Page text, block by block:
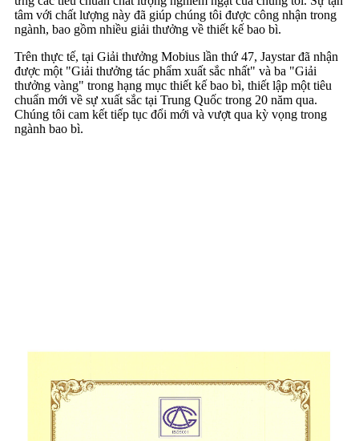
tâm với chất lượng này đã giúp chúng tôi được công nhận trong
ngành, bao gồm nhiều giải thưởng về thiết kế bao bì.
Trên thực tế, tại Giải thưởng Mobius lần thứ 47, Jaystar đã nhận
được một "Giải thưởng tác phẩm xuất sắc nhất" và ba "Giải
thưởng vàng" trong hạng mục thiết kế bao bì, thiết lập một tiêu
chuẩn mới về sự xuất sắc tại Trung Quốc trong 20 năm qua.
Chúng tôi cam kết tiếp tục đổi mới và vượt qua kỳ vọng trong
ngành bao bì.